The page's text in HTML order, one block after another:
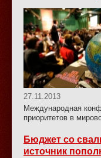
27.11.2013
Международная
приоритетов в
Бюджет со
источник